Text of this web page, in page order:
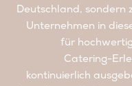
Deutschland, sondern
Unternehmen in
für
Catering-
kontinuierlich